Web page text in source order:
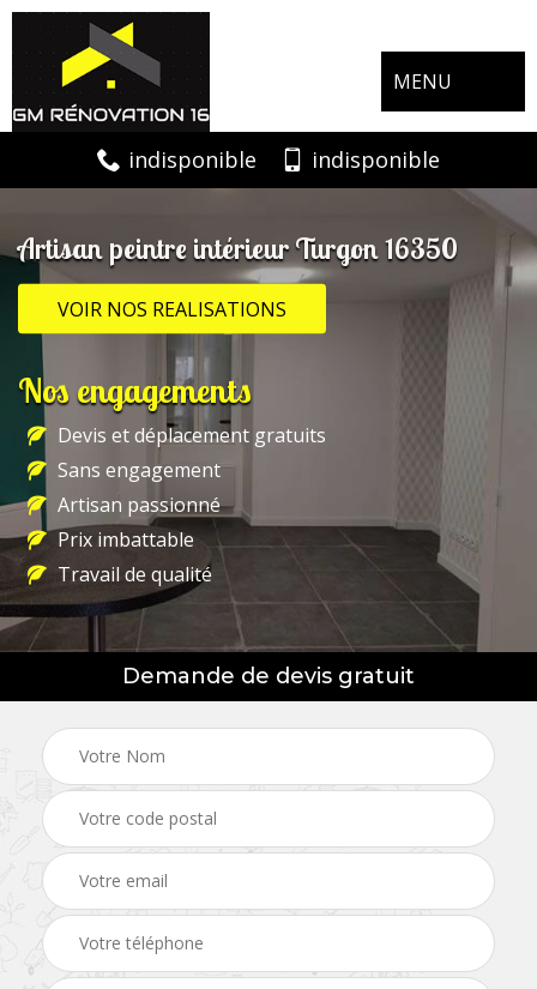
MENU
indisponible indisponible
Artisan peintre intérieur Turgon 16350
VOIR NOS REALISATIONS
Nos engagements
Devis et déplacement gratuits
Sans engagement
Artisan passionné
Prix imbattable
Travail de qualité
Demande de devis gratuit